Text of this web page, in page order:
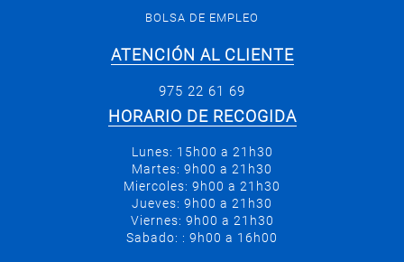
BOLSA DE EMPLEO
ATENCIÓN AL CLIENTE
975 22 61 69
HORARIO DE RECOGIDA
Lunes: 15h00 a 21h30
Martes: 9h00 a 21h30
Miercoles: 9h00 a 21h30
Jueves: 9h00 a 21h30
Viernes: 9h00 a 21h30
Sabado: : 9h00 a 16h00